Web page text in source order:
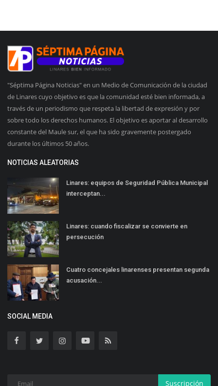
"Séptima Página Noticias" en un Medio de Comunicación de la ciudad
de Linares cuyo objetivo es que la comunidad esté bien informada, a
través de un periodismo que respeta la libertad de expresión y por
sobre todo los derechos humanos. El objetivo es aportar al desarrollo
constante del Maule sur, el que ha sido gravemente postergado
durante los últimos 50 años.
NOTICIAS ALEATORIAS
Linares: equipos de Seguridad Pública Municipal
interceptan...
Linares: cuando fiscalizar se convierte en
persecución
Cuatro concejales linarenses presentan segunda
acusación...
SOCIAL MEDIA
Suscripción